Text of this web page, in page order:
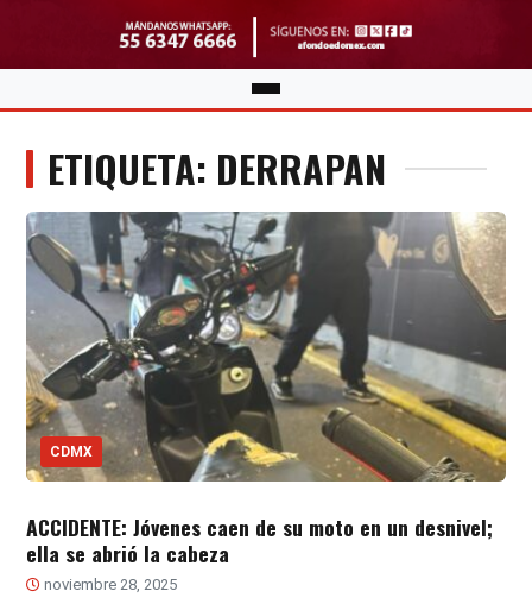
ETIQUETA: DERRAPAN
CDMX
ACCIDENTE: Jóvenes caen de su moto en un desnivel;
ella se abrió la cabeza
noviembre 28, 2025